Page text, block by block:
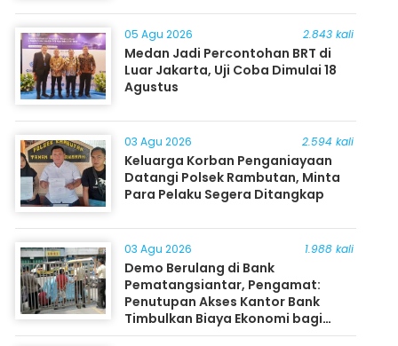
05 Agu 2026 2.843 kali
Medan Jadi Percontohan BRT di
Luar Jakarta, Uji Coba Dimulai 18
Agustus
03 Agu 2026 2.594 kali
Keluarga Korban Penganiayaan
Datangi Polsek Rambutan, Minta
Para Pelaku Segera Ditangkap
03 Agu 2026 1.988 kali
Demo Berulang di Bank
Pematangsiantar, Pengamat:
Penutupan Akses Kantor Bank
Timbulkan Biaya Ekonomi bagi
Masyarakat